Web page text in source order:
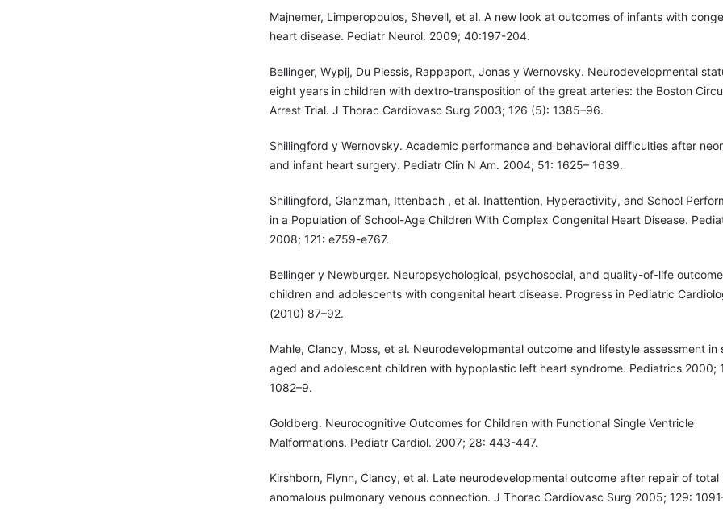
Majnemer, Limperopoulos, Shevell, et al. A new look at outcomes of infants with
heart disease. Pediatr Neurol. 2009; 40:197-204.
Bellinger, Wypij, Du Plessis, Rappaport, Jonas y Wernovsky. Neurodevelopmental
eight years in children with dextro-transposition of the great arteries: the Boston
Arrest Trial. J Thorac Cardiovasc Surg 2003; 126 (5): 1385–96.
Shillingford y Wernovsky. Academic performance and behavioral difficulties after
and infant heart surgery. Pediatr Clin N Am. 2004; 51: 1625– 1639.
Shillingford, Glanzman, Ittenbach , et al. Inattention, Hyperactivity, and School
in a Population of School-Age Children With Complex Congenital Heart Disease.
2008; 121: e759-e767.
Bellinger y Newburger. Neuropsychological, psychosocial, and quality-of-life
children and adolescents with congenital heart disease. Progress in Pediatric
(2010) 87–92.
Mahle, Clancy, Moss, et al. Neurodevelopmental outcome and lifestyle assessment in
aged and adolescent children with hypoplastic left heart syndrome. Pediatrics 2000;
1082–9.
Goldberg. Neurocognitive Outcomes for Children with Functional Single Ventricle
Malformations. Pediatr Cardiol. 2007; 28: 443-447.
Kirshborn, Flynn, Clancy, et al. Late neurodevelopmental outcome after repair of total
anomalous pulmonary venous connection. J Thorac Cardiovasc Surg 2005; 129: